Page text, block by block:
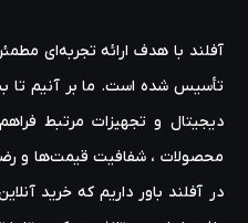
آفلند با هدف ارائه‌ تجربه‌ای
تأسیس شده است. ما بر آنیم تا
دیجیتال و تجهیزات مرتبط
محصولات ، شفافیت قیمت‌ها و
در آفلند باور داریم که خرید